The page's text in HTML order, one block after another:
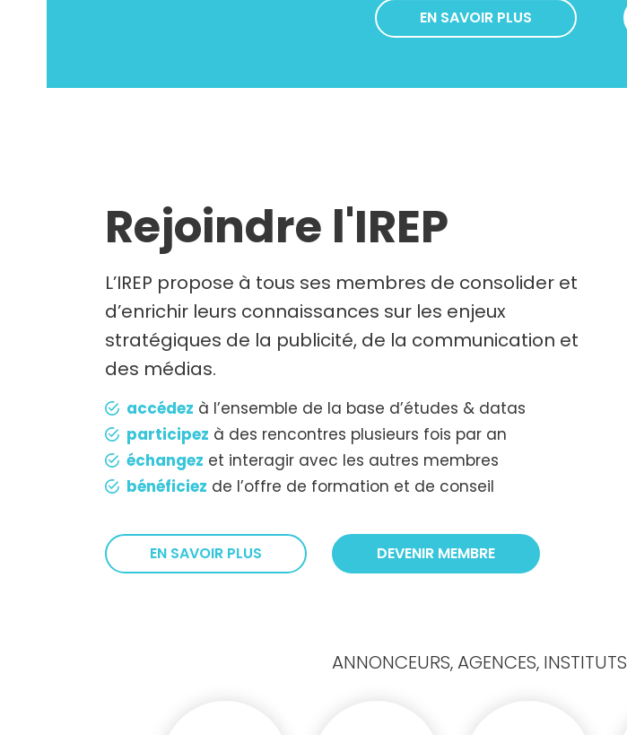
EN SAVOIR PLUS
Rejoindre l'IREP
L’IREP propose à tous ses membres de consolider et
d’enrichir leurs connaissances sur les enjeux
stratégiques de la publicité, de la communication et
des médias.
accédez à l’ensemble de la base d’études & datas
participez à des rencontres plusieurs fois par an
échangez et interagir avec les autres membres
bénéficiez de l’offre de formation et de conseil
EN SAVOIR PLUS DEVENIR MEMBRE
ANNONCEURS, AGENCES,